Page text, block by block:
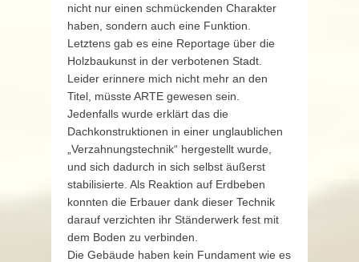
nicht nur einen schmückenden Charakter
haben, sondern auch eine Funktion.
Letztens gab es eine Reportage über die
Holzbaukunst in der verbotenen Stadt.
Leider erinnere mich nicht mehr an den
Titel, müsste ARTE gewesen sein.
Jedenfalls wurde erklärt das die
Dachkonstruktionen in einer unglaublichen
„Verzahnungstechnik“ hergestellt wurde,
und sich dadurch in sich selbst äußerst
stabilisierte. Als Reaktion auf Erdbeben
konnten die Erbauer dank dieser Technik
darauf verzichten ihr Ständerwerk fest mit
dem Boden zu verbinden.
Die Gebäude haben kein Fundament wie es